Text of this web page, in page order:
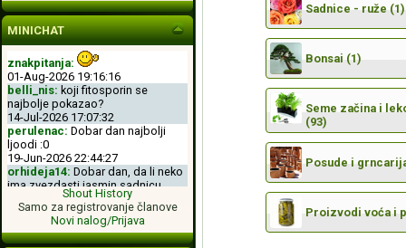
MINICHAT
znakpitanja:
01-Aug-2026 19:16:16
belli_nis: koji fitosporin se
najbolje pokazao?
14-Jul-2026 17:07:32
perulenac: Dobar dan najbolji
ljoodi :0
19-Jun-2026 22:44:27
orhideja14: Dobar dan, da li neko
ima zvezdasti jasmin sadnicu.
04-Jun-2026 11:50:00
perulenac:Dobro veche dobri
ljoodi :-D
26-May-2026 23:11:49
Shout History
Samo za registrovanje članove
Novi nalog/Prijava
Sadnice - ruže (1)
Bonsai (1)
Seme začina i
(93)
Posude i
Proizvodi voća i